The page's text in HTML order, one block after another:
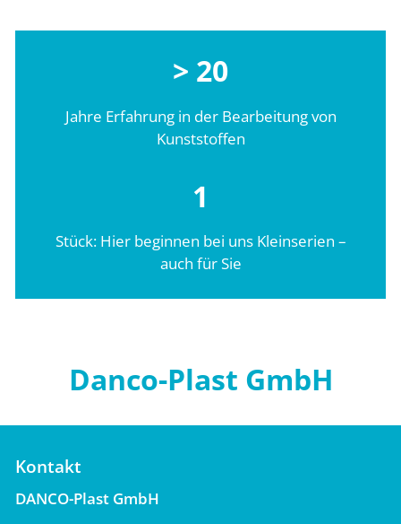
> 20
Jahre Erfahrung in der Bearbeitung von
Kunststoffen
1
Stück: Hier beginnen bei uns Kleinserien –
auch für Sie
Danco-Plast GmbH
Kontakt
DANCO-Plast GmbH